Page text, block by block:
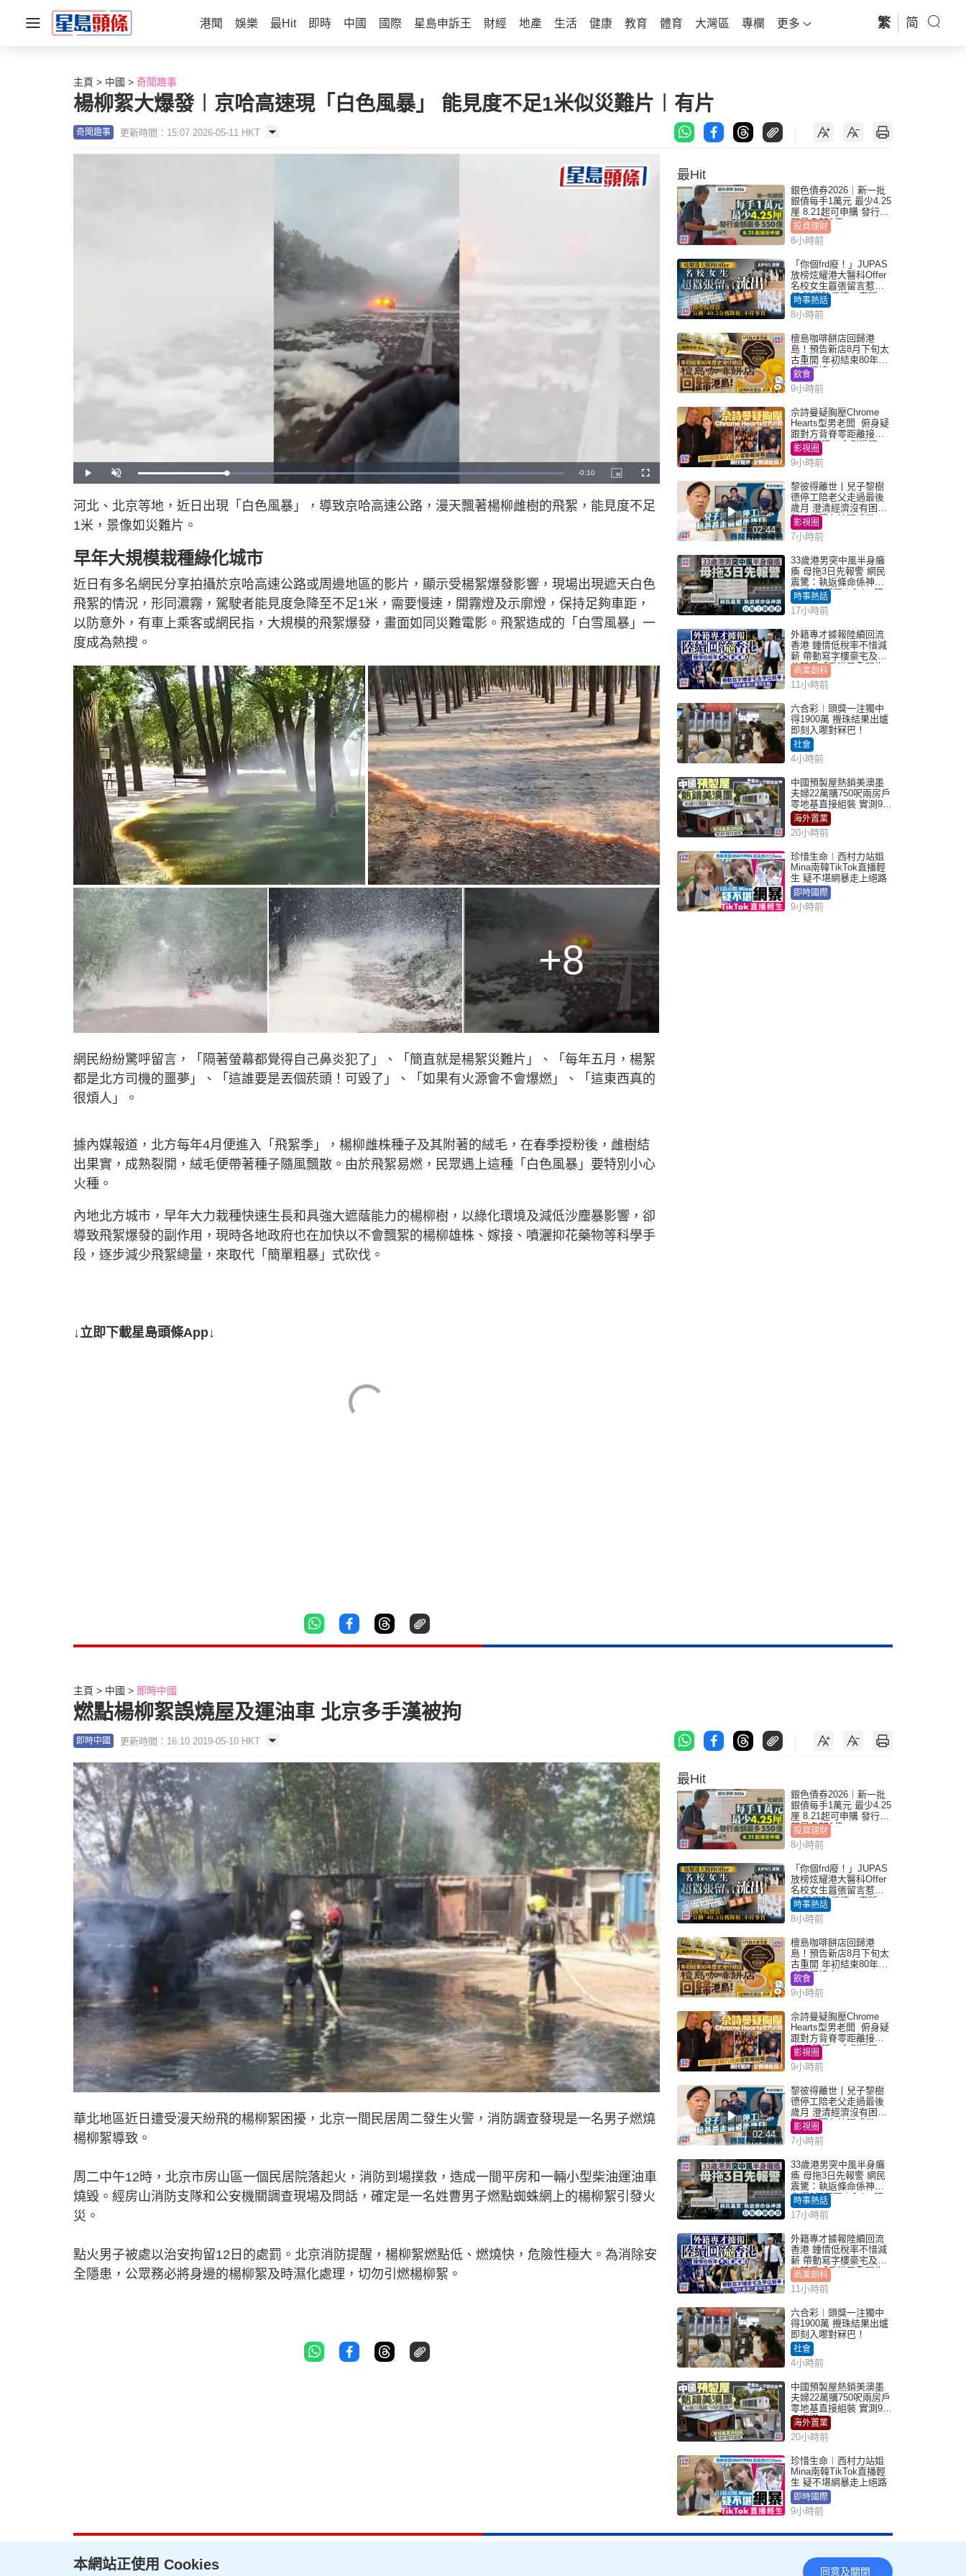
港聞 娛樂 最Hit 即時 中國 國際 星島申訴王 財經 地產 生活 健康 教育 體育 大灣區 專欄 更多 繁 简
主頁 中國 奇聞趣事
楊柳絮大爆發︱京哈高速現「白色風暴」 能見度不足1米似災難片︱有片
奇聞趣事 更新時間：15:07 2026-05-11 HKT
P
l
y
U
n
u
e
L
o
e
d
R
n
i
n
T
i
m
e
-0:10
P
i
u
r
t
u
r
e
F
u
s
c
河北、北京等地，近日出現「白色風暴」，導致京哈高速公路，漫天飄著楊柳雌樹的飛絮，能見度不足
1米，景像如災難片。
早年大規模栽種綠化城市
近日有多名網民分享拍攝於京哈高速公路或周邊地區的影片，顯示受楊絮爆發影響，現場出現遮天白色
飛絮的情況，形同濃霧，駕駛者能見度急降至不足1米，需要慢速，開霧燈及示廓燈，保持足夠車距，
以防意外，有車上乘客或網民指，大規模的飛絮爆發，畫面如同災難電影。飛絮造成的「白雪風暴」一
度成為熱搜。
+8
網民紛紛驚呼留言，「隔著螢幕都覺得自己鼻炎犯了」、「簡直就是楊絮災難片」、「每年五月，楊絮
都是北方司機的噩夢」、「這誰要是丟個菸頭！可毀了」、「如果有火源會不會爆燃」、「這東西真的
很煩人」。
據內媒報道，北方每年4月便進入「飛絮季」，楊柳雌株種子及其附著的絨毛，在春季授粉後，雌樹結
出果實，成熟裂開，絨毛便帶著種子隨風飄散。由於飛絮易燃，民眾遇上這種「白色風暴」要特別小心
火種。
內地北方城市，早年大力栽種快速生長和具強大遮蔭能力的楊柳樹，以綠化環境及減低沙塵暴影響，卻
導致飛絮爆發的副作用，現時各地政府也在加快以不會飄絮的楊柳雄株、嫁接、噴灑抑花藥物等科學手
段，逐步減少飛絮總量，來取代「簡單粗暴」式砍伐。
↓立即下載星島頭條App↓
最Hit
銀色債券2026｜新一批
銀債每手1萬元 最少4.25
厘 8.21起可申購 發行金
額最多550億
投資理財
8小時前
「你個frd廢！」JUPAS
放榜炫耀港大醫科Offer
名校女生囂張留言惹眾
怒 醫學院澄清：宣稱
「40.5分獲錄取」不符事
實｜Juicy叮
時事熱話
8小時前
檀島咖啡餅店回歸港
島！預告新店8月下旬太
古重開 年初結束80年歷
史灣仔總店
飲食
9小時前
佘詩曼疑胸壓Chrome
Hearts型男老闆 俯身疑
跟對方背脊零距離接觸
網民驚呼：企側邊唔
得？
影視圈
9小時前
02:44
黎彼得離世丨兒子黎樹
德停工陪老父走過最後
歲月 澄清經濟沒有困
難：傳聞有誇張成份
影視圈
7小時前
33歲港男突中風半身癱
瘓 母拖3日先報警 網民
震驚：執返條命係神蹟
自爆2個惡習｜Juicy叮
時事熱話
17小時前
外籍專才據報陸續回流
香港 鍾情低稅率不惜減
薪 帶動寫字樓豪宅及學
位競爭「香港已重現生
機」
商業創科
11小時前
六合彩︱頭獎一注獨中
得1900萬 攪珠結果出爐
即刻入嚟對冧巴！
社會
4小時前
中國預製屋熱銷美澳墨
夫婦22萬購750呎兩房戶
零地基直接組裝 實測9個
月激讚
海外置業
20小時前
珍惜生命︱西村力站姐
Mina南韓TikTok直播輕
生 疑不堪網暴走上絕路
即時國際
9小時前
主頁 中國 即時中國
燃點楊柳絮誤燒屋及運油車 北京多手漢被拘
即時中國 更新時間：16:10 2019-05-10 HKT
華北地區近日遭受漫天紛飛的楊柳絮困擾，北京一間民居周二發生火警，消防調查發現是一名男子燃燒
楊柳絮導致。
周二中午12時，北京市房山區一個民居院落起火，消防到場撲救，造成一間平房和一輛小型柴油運油車
燒毀。經房山消防支隊和公安機關調查現場及問話，確定是一名姓曹男子燃點蜘蛛網上的楊柳絮引發火
災。
點火男子被處以治安拘留12日的處罰。北京消防提醒，楊柳絮燃點低、燃燒快，危險性極大。為消除安
全隱患，公眾務必將身邊的楊柳絮及時濕化處理，切勿引燃楊柳絮。
最Hit
銀色債券2026｜新一批
銀債每手1萬元 最少4.25
厘 8.21起可申購 發行金
額最多550億
投資理財
8小時前
「你個frd廢！」JUPAS
放榜炫耀港大醫科Offer
名校女生囂張留言惹眾
怒 醫學院澄清：宣稱
「40.5分獲錄取」不符事
實｜Juicy叮
時事熱話
8小時前
檀島咖啡餅店回歸港
島！預告新店8月下旬太
古重開 年初結束80年歷
史灣仔總店
飲食
9小時前
佘詩曼疑胸壓Chrome
Hearts型男老闆 俯身疑
跟對方背脊零距離接觸
網民驚呼：企側邊唔
得？
影視圈
9小時前
02:44
黎彼得離世丨兒子黎樹
德停工陪老父走過最後
歲月 澄清經濟沒有困
難：傳聞有誇張成份
影視圈
7小時前
33歲港男突中風半身癱
瘓 母拖3日先報警 網民
震驚：執返條命係神蹟
自爆2個惡習｜Juicy叮
時事熱話
17小時前
外籍專才據報陸續回流
香港 鍾情低稅率不惜減
薪 帶動寫字樓豪宅及學
位競爭「香港已重現生
機」
商業創科
11小時前
六合彩︱頭獎一注獨中
得1900萬 攪珠結果出爐
即刻入嚟對冧巴！
社會
4小時前
中國預製屋熱銷美澳墨
夫婦22萬購750呎兩房戶
零地基直接組裝 實測9個
月激讚
海外置業
20小時前
珍惜生命︱西村力站姐
Mina南韓TikTok直播輕
生 疑不堪網暴走上絕路
即時國際
9小時前
本網站正使用 Cookies 同意及關閉